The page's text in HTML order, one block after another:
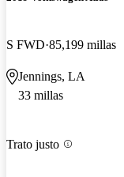
S FWD 85,199 millas
Jennings, LA
33 millas
Trato justo